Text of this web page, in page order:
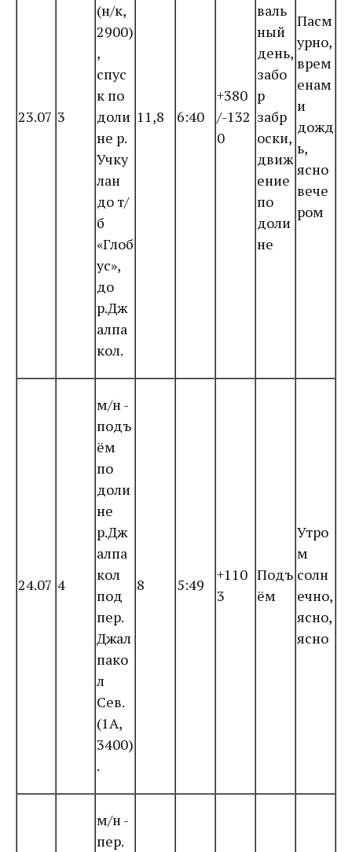
23.07 3
(н/к,
2900)
,
спус
к по
доли
не р.
Учку
лан
до т/
б
«Глоб
ус»,
до
р.Дж
алпа
кол.
11,8 6:40
+380
/-132
0
валь
ный
день,
забо
р
забр
оски,
движ
ение
по
доли
не
Пасм
урно,
врем
енам
и
дожд
ь,
ясно
вече
ром
24.07 4
м/н -
подъ
ём
по
доли
не
р.Дж
алпа
кол
под
пер.
Джал
пако
л
Сев.
(1А,
3400)
.
8 5:49
+110
3
Подъ
ём
Утро
м
солн
ечно,
ясно,
ясно
м/н -
пер.